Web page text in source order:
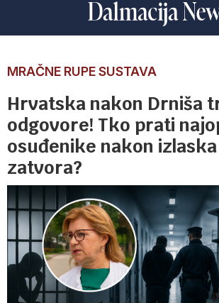
MRAČNE RUPE SUSTAVA
Hrvatska nakon Drniša
odgovore! Tko prati
osuđenike nakon
zatvora?